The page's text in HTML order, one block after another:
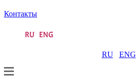
Контакты
RU ENG